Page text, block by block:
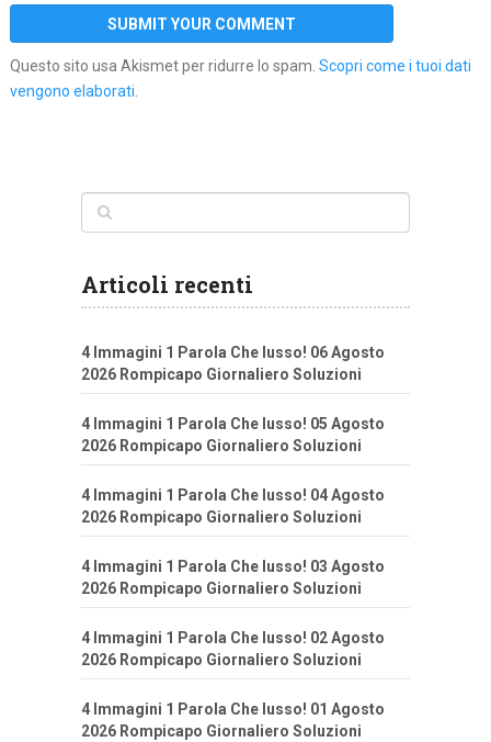
Questo sito usa Akismet per ridurre lo spam. Scopri come i tuoi dati
vengono elaborati
Articoli recenti
4 Immagini 1 Parola Che lusso! 06 Agosto
2026 Rompicapo Giornaliero Soluzioni
4 Immagini 1 Parola Che lusso! 05 Agosto
2026 Rompicapo Giornaliero Soluzioni
4 Immagini 1 Parola Che lusso! 04 Agosto
2026 Rompicapo Giornaliero Soluzioni
4 Immagini 1 Parola Che lusso! 03 Agosto
2026 Rompicapo Giornaliero Soluzioni
4 Immagini 1 Parola Che lusso! 02 Agosto
2026 Rompicapo Giornaliero Soluzioni
4 Immagini 1 Parola Che lusso! 01 Agosto
2026 Rompicapo Giornaliero Soluzioni